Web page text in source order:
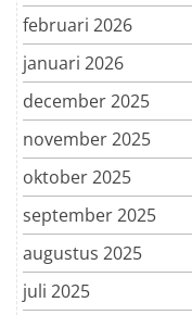
februari 2026
januari 2026
december 2025
november 2025
oktober 2025
september 2025
augustus 2025
juli 2025